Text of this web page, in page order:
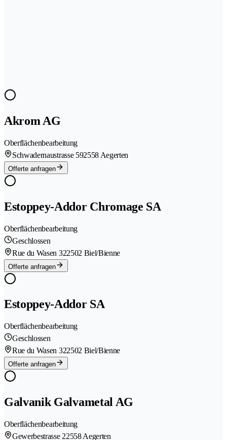
Akrom AG
Oberflächenbearbeitung
Schwadernaustrasse 592558 Aegerten
Offerte anfragen
Estoppey-Addor Chromage SA
Oberflächenbearbeitung
Geschlossen
Rue du Wasen 322502 Biel/Bienne
Offerte anfragen
Estoppey-Addor SA
Oberflächenbearbeitung
Geschlossen
Rue du Wasen 322502 Biel/Bienne
Offerte anfragen
Galvanik Galvametal AG
Oberflächenbearbeitung
Gewerbestrasse 22558 Aegerten